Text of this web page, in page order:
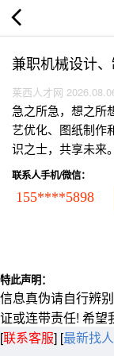
兼职机械设计
莱西人才网
急之所急，想之所
艺优化、图纸制作
识之士，共享未来。
联系人手机/微信：
155****5898
特此声明：
信息真伪请自行辨
证或连带责任! 希望
[联系客服] [最新找